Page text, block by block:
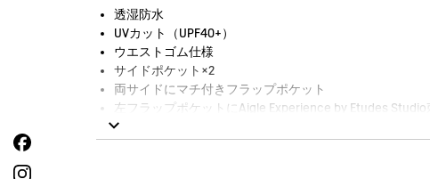
透湿防水
UVカット（UPF40+）
ウエストゴム仕様
サイドポケット×2
両サイドにマチ付きフラップポケット
左フラップポケットにAigle Experience by Etudes Studio